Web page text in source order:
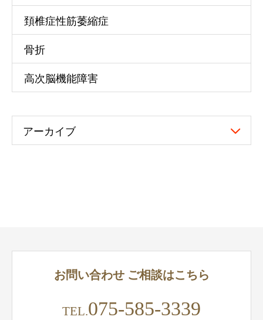
頚椎症性筋萎縮症
骨折
高次脳機能障害
アーカイブ
お問い合わせご相談はこちら
TEL.075-585-3339